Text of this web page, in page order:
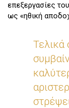
επεξεργασίες
ως «ηθική